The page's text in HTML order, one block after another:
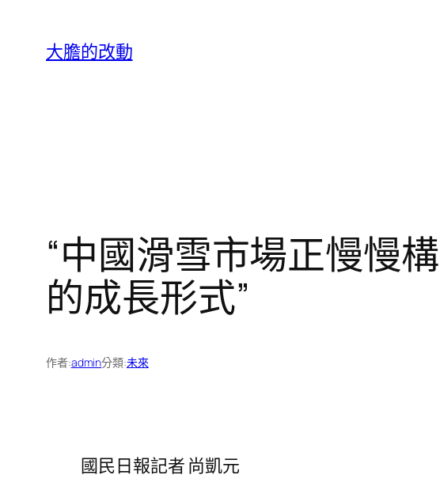
大膽的改動
“中國滑雪市場正慢慢
的成長形式”
作者:admin分類:未來
國民日報記者 尚凱元